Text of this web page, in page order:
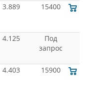
3.889 15400
4.125
Под
запрос
4.403 15900